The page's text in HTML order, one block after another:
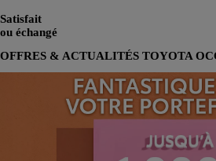
Satisfait
ou échangé
OFFRES & ACTUALITÉS TOYOTA